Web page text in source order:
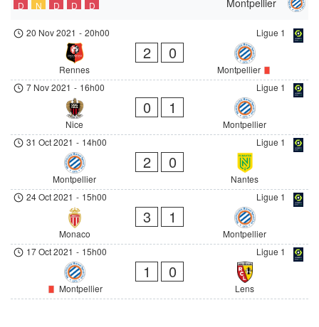
D N D D D
Ligue 1
20 Nov 2021 - 20h00
Rennes
2 0
Montpellier
Ligue 1
7 Nov 2021 - 16h00
Nice
0 1
Montpellier
Ligue 1
31 Oct 2021 - 14h00
Montpellier
2 0
Nantes
Ligue 1
24 Oct 2021 - 15h00
Monaco
3 1
Montpellier
Ligue 1
17 Oct 2021 - 15h00
Montpellier
1 0
Lens